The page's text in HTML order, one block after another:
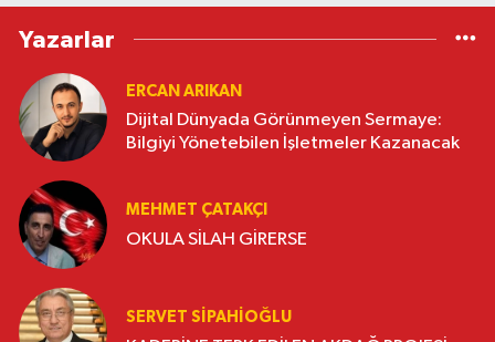
Yazarlar
ERCAN ARIKAN
Dijital Dünyada Görünmeyen Sermaye:
Bilgiyi Yönetebilen İşletmeler Kazanacak
MEHMET ÇATAKÇI
OKULA SİLAH GİRERSE
SERVET SİPAHİOĞLU